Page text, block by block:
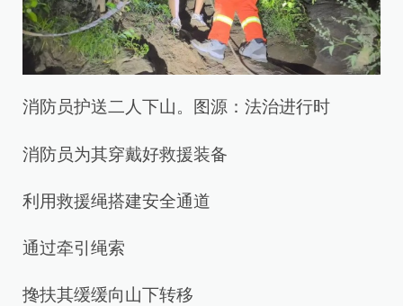
消防员护送二人下山。图源：法治进行时
消防员为其穿戴好救援装备
利用救援绳搭建安全通道
通过牵引绳索
搀扶其缓缓向山下转移